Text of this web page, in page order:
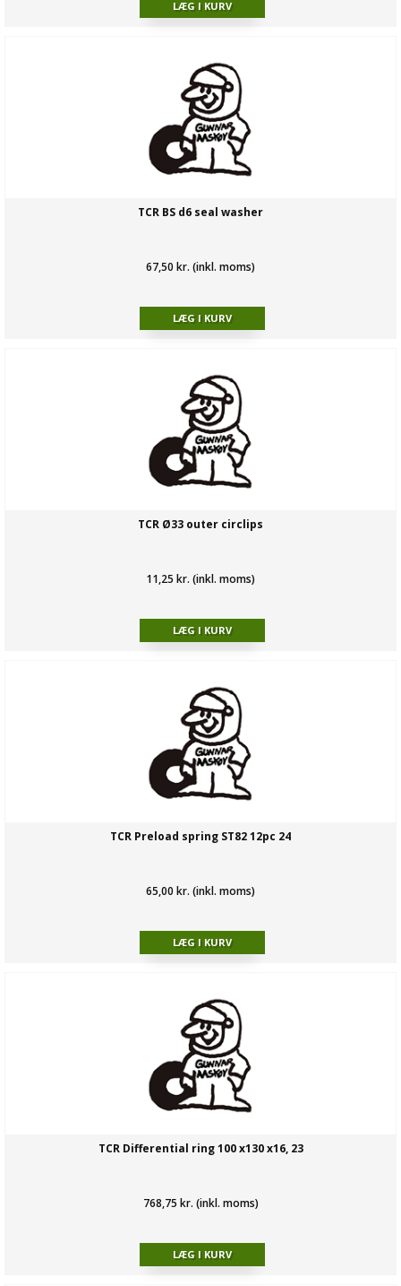
TCR BS d6 seal washer
67,50 kr. (inkl. moms)
TCR Ø33 outer circlips
11,25 kr. (inkl. moms)
TCR Preload spring ST82 12pc 24
65,00 kr. (inkl. moms)
TCR Differential ring 100 x130 x16, 23
768,75 kr. (inkl. moms)